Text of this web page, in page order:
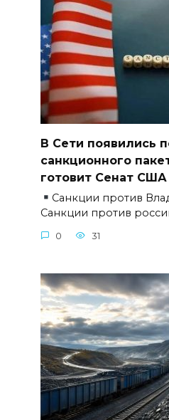
В Сети появились
санкционного
готовит Сенат США
Санкции против
Санкции против
0 31